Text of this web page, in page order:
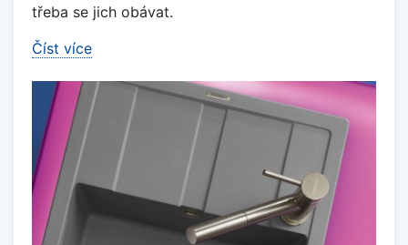
třeba se jich obávat.
Číst více